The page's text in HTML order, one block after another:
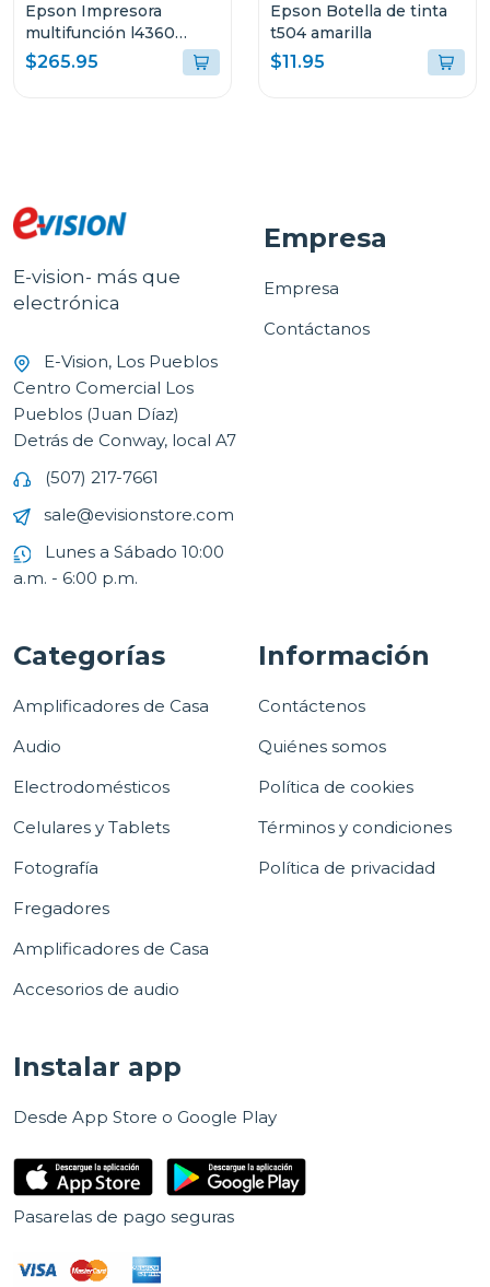
Epson Impresora
multifunción l4360
tanque de tinta eco-
tank wi-fi
$265.95
Epson Botella de tinta
t504 amarilla
$11.95
E-vision- más que
electrónica
E-Vision, Los Pueblos
Centro Comercial Los
Pueblos (Juan Díaz)
Detrás de Conway, local A7
(507) 217-7661
sale@evisionstore.com
Lunes a Sábado 10:00
a.m. - 6:00 p.m.
Empresa
Empresa
Contáctanos
Categorías
Amplificadores de Casa
Audio
Electrodomésticos
Celulares y Tablets
Fotografía
Fregadores
Amplificadores de Casa
Accesorios de audio
Información
Contáctenos
Quiénes somos
Política de cookies
Términos y condiciones
Política de privacidad
Instalar app
Desde App Store o Google Play
Pasarelas de pago seguras